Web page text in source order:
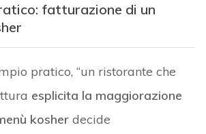
fatturazione di un
pratico, “un ristorante che
esplicita la maggiorazione
kosherdecide